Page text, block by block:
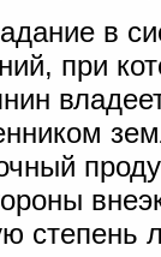
в
при
степень